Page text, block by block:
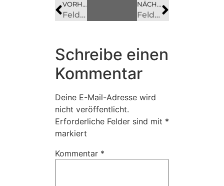
VORHERIGES
Feldstraße 3
NÄCHSTES
Feldstraße 8
Schreibe einen
Kommentar
Deine E-Mail-Adresse wird
nicht veröffentlicht.
Erforderliche Felder sind mit *
markiert
Kommentar *